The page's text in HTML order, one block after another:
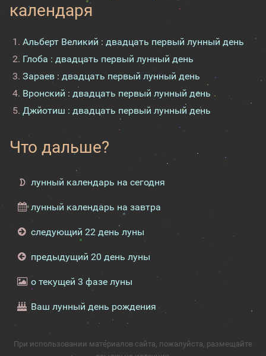
календаря
Альберт Великий : двадцать первый лунный день
Глоба : двадцать первый лунный день
Зараев : двадцать первый лунный день
Вронский : двадцать первый лунный день
Джйотиш : двадцать первый лунный день
Что дальше?
лунный календарь на сегодня
лунный календарь на завтра
следующий 22 день луны
предыдущий 20 день луны
о текущей 3 фазе луны
Ваш лунный день рождения
При использовании материалов сайта, пожалуйста, размещайте